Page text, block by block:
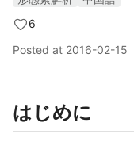
6
Posted at 2016-02-15
はじめに